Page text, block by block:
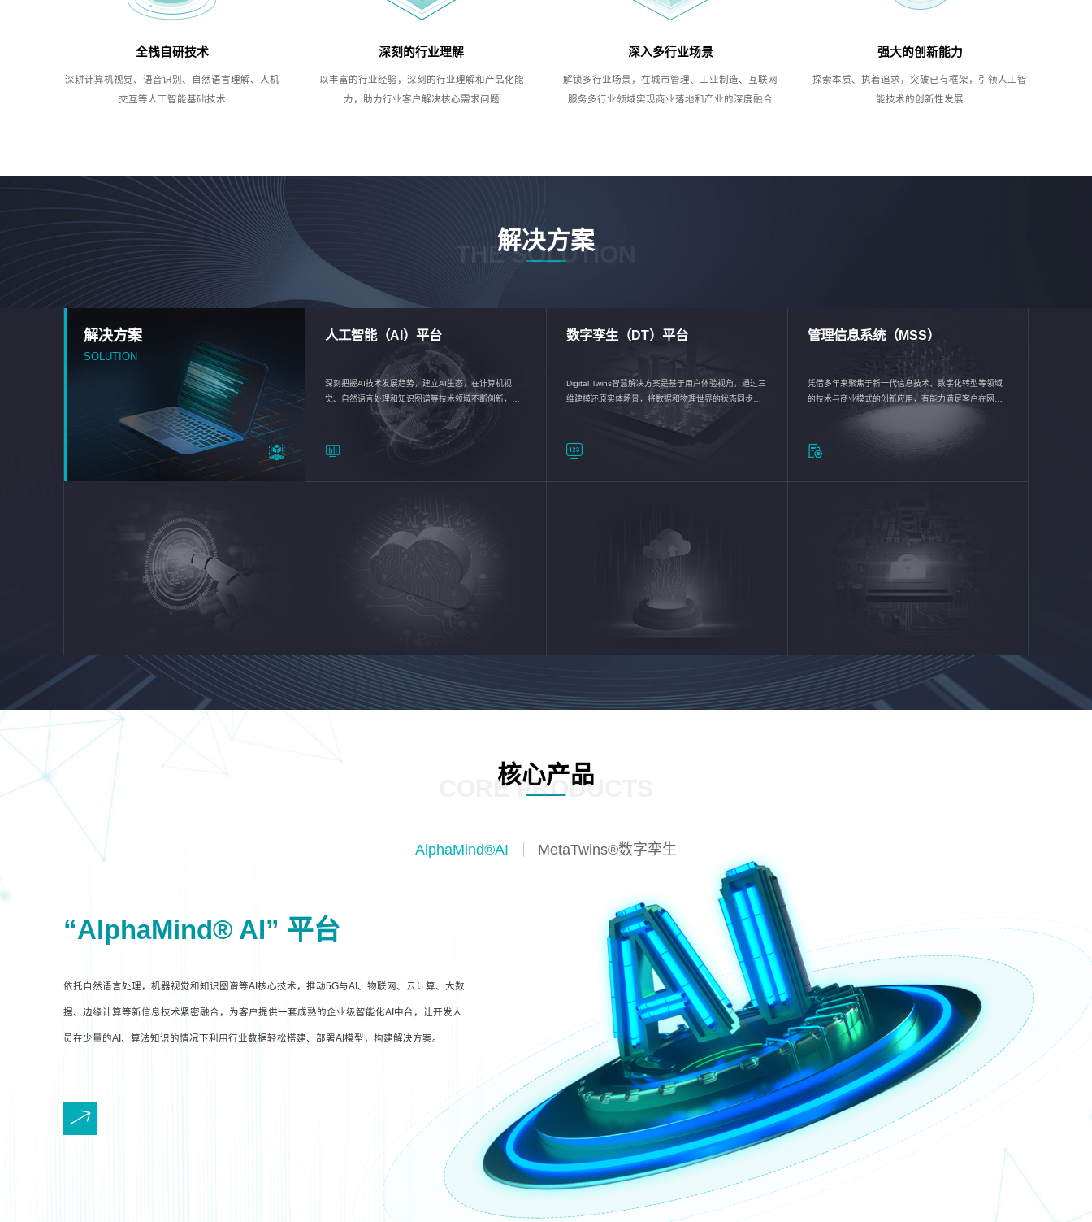
全栈自研技术
深耕计算机视觉、语音识别、自然语言理解、人机
交互等人工智能基础技术
深刻的行业理解
以丰富的行业经验，深刻的行业理解和产品化能
力，助力行业客户解决核心需求问题
深入多行业场景
解锁多行业场景，在城市管理、工业制造、互联网
服务多行业领域实现商业落地和产业的深度融合
强大的创新能力
探索本质、执着追求，突破已有框架，引领人工智
能技术的创新性发展
解决方案
THE SOLUTION
解决方案
SOLUTION
人工智能（AI）平台
深刻把握AI技术发展趋势，建立AI生态，在计算机视
觉、自然语言处理和知识图谱等技术领域不断创新，持
续优化企业数智化转型加速器—AlphaMind®AI能力开放
数字孪生（DT）平台
Digital Twins智慧解决方案是基于用户体验视角，通过三
维建模还原实体场景，将数据和物理世界的状态同步呈
现，使用户对关键数据有更直观的感受，推动各行业完
成智能化转型，实现新旧动能的转换
管理信息系统（MSS）
凭借多年来聚焦于新一代信息技术、数字化转型等领域
的技术与商业模式的创新应用，有能力满足客户在网络
优化、运营维护和信息安全防护等方面的需求，为客户
核心产品
CORE PRODUCTS
AlphaMind®AI MetaTwins®数字孪生
“AlphaMind® AI” 平台
依托自然语言处理，机器视觉和知识图谱等AI核心技术，推动5G与AI、物联网、云计算、大数
据、边缘计算等新信息技术紧密融合，为客户提供一套成熟的企业级智能化AI中台，让开发人
员在少量的AI、算法知识的情况下利用行业数据轻松搭建、部署AI模型，构建解决方案。